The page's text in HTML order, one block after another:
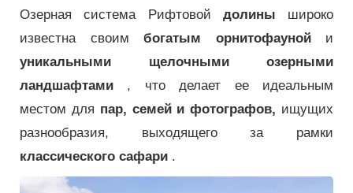
Озерная система Рифтовой долины широко
известна своим богатым орнитофаунойи
уникальными щелочными озерными
ландшафтами , что делает ее идеальным
местом для пар, семей и фотографов, ищущих
разнообразия, выходящего за рамки
классического сафари .